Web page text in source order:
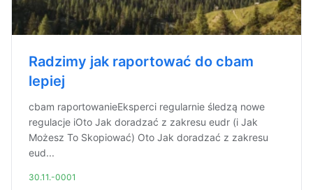
Radzimy jak raportować do cbam
lepiej
cbam raportowanieEksperci regularnie śledzą nowe
regulacje iOto Jak doradzać z zakresu eudr (i Jak
Możesz To Skopiować) Oto Jak doradzać z zakresu
eud...
30.11.-0001